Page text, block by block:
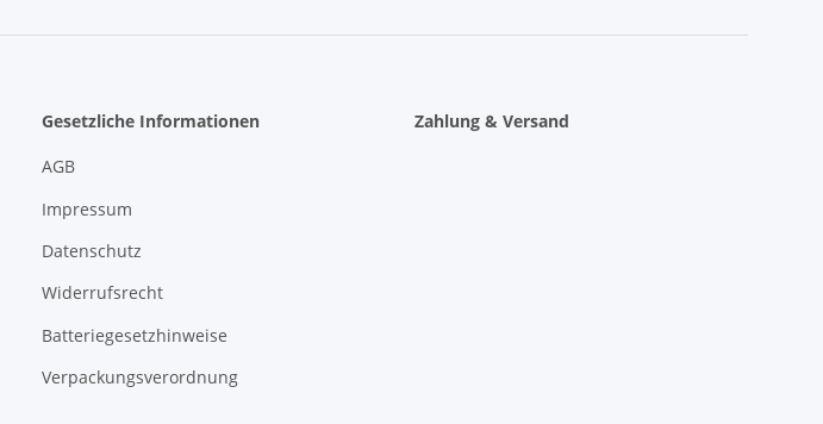
Gesetzliche Informationen
AGB
Impressum
Datenschutz
Widerrufsrecht
Batteriegesetzhinweise
Verpackungsverordnung
Zahlung & Versand